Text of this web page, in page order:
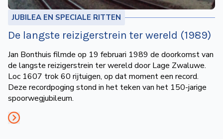
JUBILEA EN SPECIALE RITTEN
De langste reizigerstrein ter wereld (1989)
Jan Bonthuis filmde op 19 februari 1989 de doorkomst van
de langste reizigerstrein ter wereld door Lage Zwaluwe.
Loc 1607 trok 60 rijtuigen, op dat moment een record.
Deze recordpoging stond in het teken van het 150-jarige
spoorwegjubileum.